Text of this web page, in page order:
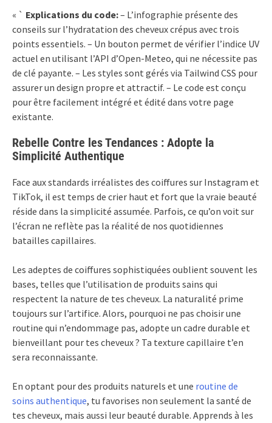
« ` Explications du code:– L’infographie présente des
conseils sur l’hydratation des cheveux crépus avec trois
points essentiels. – Un bouton permet de vérifier l’indice UV
actuel en utilisant l’API d’Open-Meteo, qui ne nécessite pas
de clé payante. – Les styles sont gérés via Tailwind CSS pour
assurer un design propre et attractif. – Le code est conçu
pour être facilement intégré et édité dans votre page
existante.
Rebelle Contre les Tendances : Adopte la
Simplicité Authentique
Face aux standards irréalistes des coiffures sur Instagram et
TikTok, il est temps de crier haut et fort que la vraie beauté
réside dans la simplicité assumée. Parfois, ce qu’on voit sur
l’écran ne reflète pas la réalité de nos quotidiennes
batailles capillaires.
Les adeptes de coiffures sophistiquées oublient souvent les
bases, telles que l’utilisation de produits sains qui
respectent la nature de tes cheveux. La naturalité prime
toujours sur l’artifice. Alors, pourquoi ne pas choisir une
routine qui n’endommage pas, adopte un cadre durable et
bienveillant pour tes cheveux ? Ta texture capillaire t’en
sera reconnaissante.
En optant pour des produits naturels et une routine de
soins authentique, tu favorises non seulement la santé de
tes cheveux, mais aussi leur beauté durable. Apprends à les